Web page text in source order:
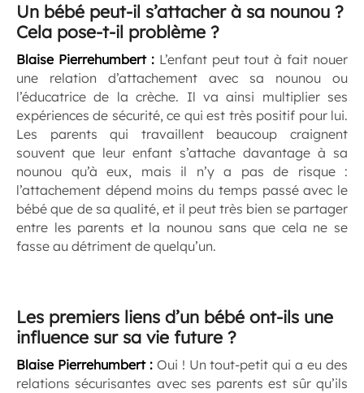
Un bébé peut-il s’attacher à sa nounou ?
Cela pose-t-il problème ?
Blaise Pierrehumbert:L’enfant peut tout à fait nouer
une relation d’attachement avec sa nounou ou
l’éducatrice de la crèche. Il va ainsi multiplier ses
expériences de sécurité, ce qui est très positif pour lui.
Les parents qui travaillent beaucoup craignent
souvent que leur enfant s’attache davantage à sa
nounou qu’à eux, mais il n’y a pas de risque :
l’attachement dépend moins du temps passé avec le
bébé que de sa qualité, et il peut très bien se partager
entre les parents et la nounou sans que cela ne se
fasse au détriment de quelqu’un.
Les premiers liens d’un bébé ont-ils une
influence sur sa vie future ?
Blaise Pierrehumbert:Oui ! Un tout-petit qui a eu des
relations sécurisantes avec ses parents est sûr qu’ils